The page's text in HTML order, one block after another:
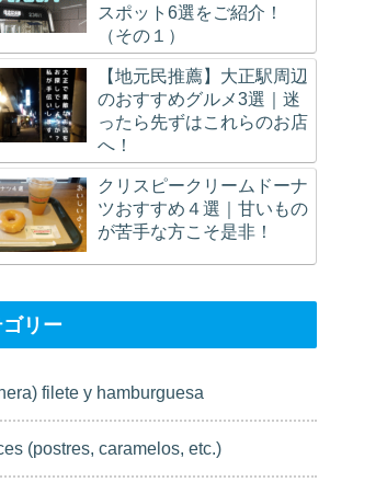
スポット6選をご紹介！
（その１）
【地元民推薦】大正駅周辺
のおすすめグルメ3選｜迷
ったら先ずはこれらのお店
へ！
クリスピークリームドーナ
ツおすすめ４選｜甘いもの
が苦手な方こそ是非！
ゴリー
filete y hamburguesa
(postres, caramelos, etc.)